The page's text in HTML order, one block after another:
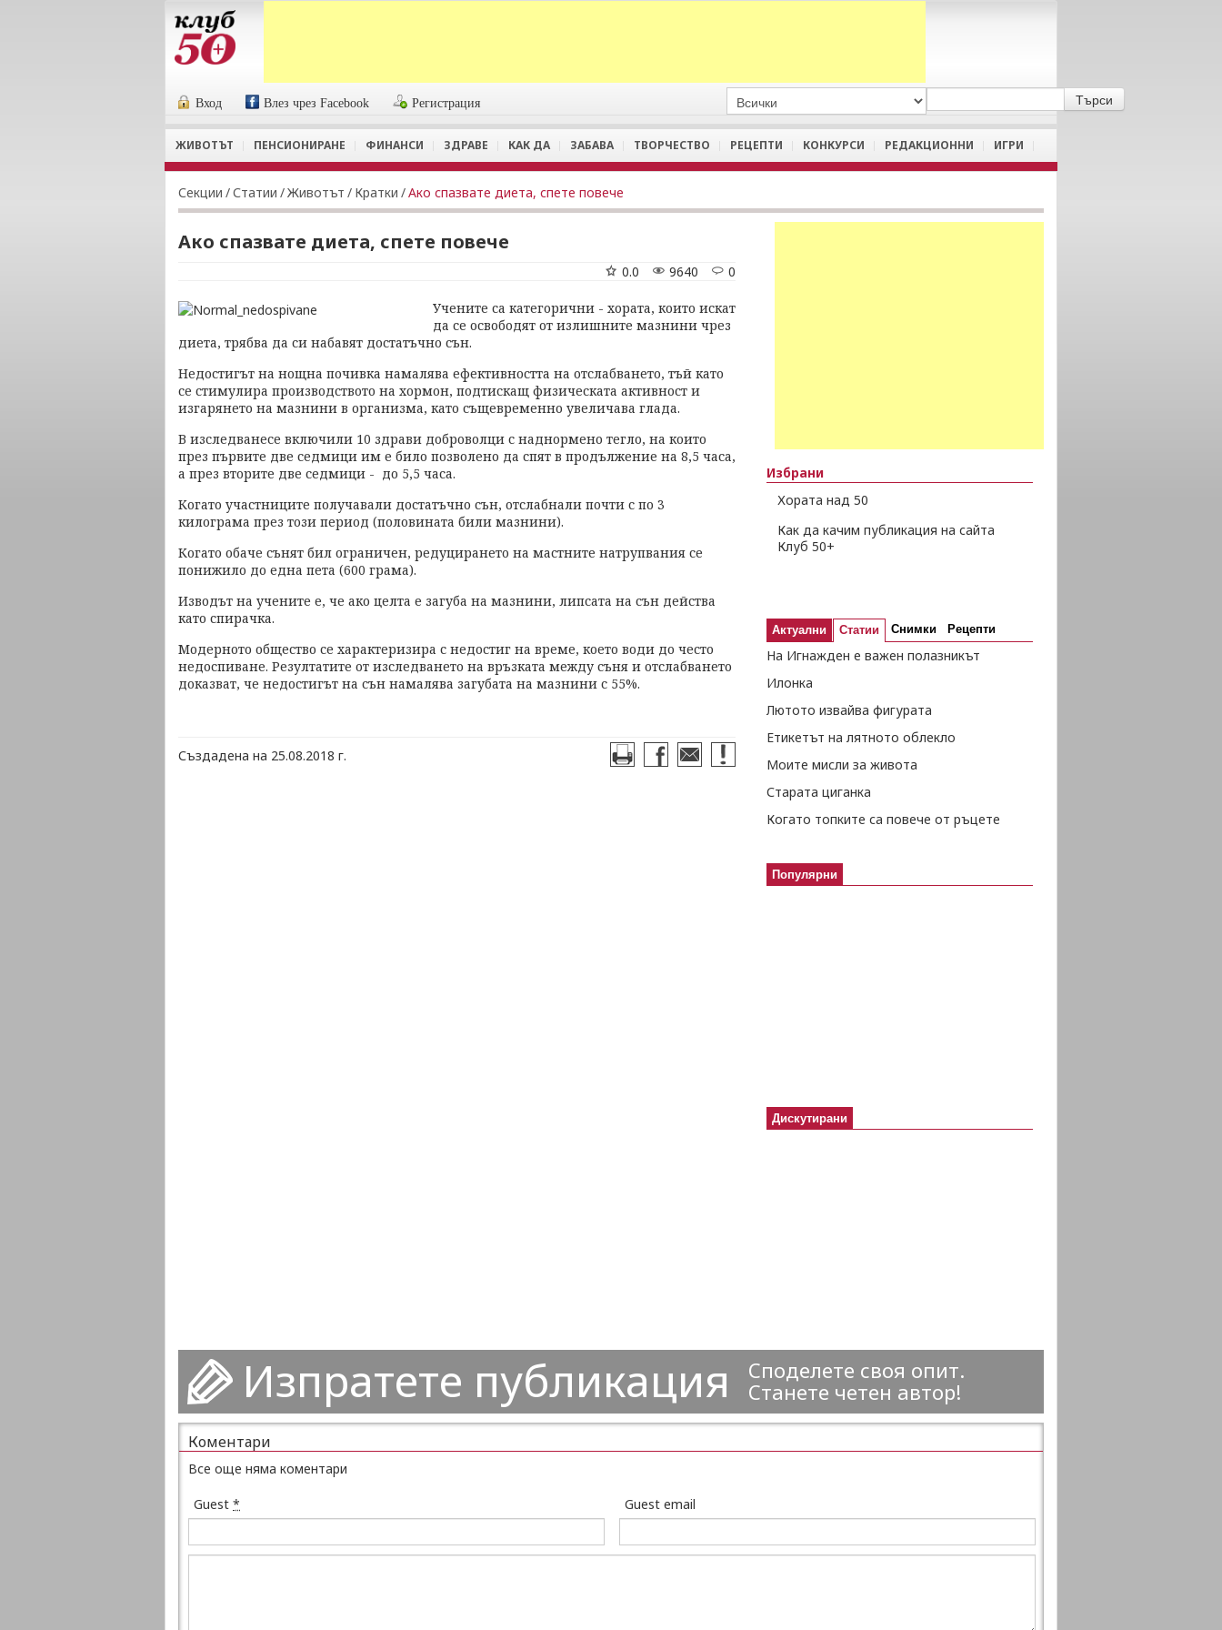
Вход Влез чрез Facebook Регистрация
ЖИВОТЪТ ПЕНСИОНИРАНЕ ФИНАНСИ ЗДРАВЕ КАК ДА ЗАБАВА ТВОРЧЕСТВО РЕЦЕПТИ КОНКУРСИ РЕДАКЦИОННИ ИГРИ
Секции /Статии /Животът / Кратки /Ако спазвате диета, спете повече
Ако спазвате диета, спете повече
0
9640
0.0
Учените са категорични - хората, които искат
да се освободят от излишните мазнини чрез
диета, трябва да си набавят достатъчно сън.
Недостигът на нощна почивка намалява ефективността на отслабването, тъй като
се стимулира производството на хормон, подтискащ физическата активност и
изгарянето на мазнини в организма, като същевременно увеличава глада.
В изследванесе включили 10 здрави доброволци с наднормено тегло, на които
през първите две седмици им е било позволено да спят в продължение на 8,5 часа,
а през вторите две седмици - до 5,5 часа.
Когато участниците получавали достатъчно сън, отслабнали почти с по 3
килограма през този период (половината били мазнини).
Когато обаче сънят бил ограничен, редуцирането на мастните натрупвания се
понижило до една пета (600 грама).
Изводът на учените е, че ако целта е загуба на мазнини, липсата на сън действа
като спирачка.
Модерното общество се характеризира с недостиг на време, което води до често
недоспиване. Резултатите от изследването на връзката между съня и отслабването
доказват, че недостигът на сън намалява загубата на мазнини с 55%.
Създадена на 25.08.2018 г.
Избрани
Хората над 50
Как да качим публикация на сайта
Клуб 50+
Актуални Статии Снимки Рецепти
На Игнажден е важен полазникът
Илонка
Лютото извайва фигурата
Етикетът на лятното облекло
Моите мисли за живота
Старата циганка
Когато топките са повече от ръцете
Популярни
Дискутирани
Изпратете публикация
Споделете своя опит.
Станете четен автор!
Коментари
Все още няма коментари
Guest * Guest email